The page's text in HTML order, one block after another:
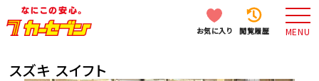
お気に入り 閲覧履歴 MENU
スズキ スイフト